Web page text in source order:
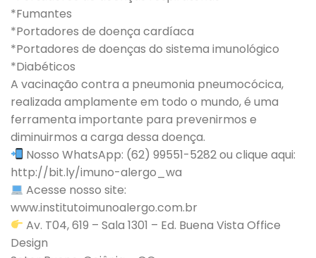
*Fumantes
*Portadores de doença cardíaca
*Portadores de doenças do sistema imunológico
*Diabéticos
A vacinação contra a pneumonia pneumocócica,
realizada amplamente em todo o mundo, é uma
ferramenta importante para prevenirmos e
diminuirmos a carga dessa doença.
Nosso WhatsApp: (62) 99551-5282 ou clique aqui:
http://bit.ly/imuno-alergo_wa
Acesse nosso site:
www.institutoimunoalergo.com.br
Av. T04, 619 – Sala 1301 – Ed. Buena Vista Office
Design